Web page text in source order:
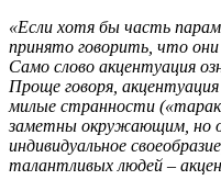
«Если хотя бы часть
принято говорить, что они
Само слово акцентуация
Проще говоря,
милые странности
заметны окружающим, но
индивидуальное
талантливых людей –